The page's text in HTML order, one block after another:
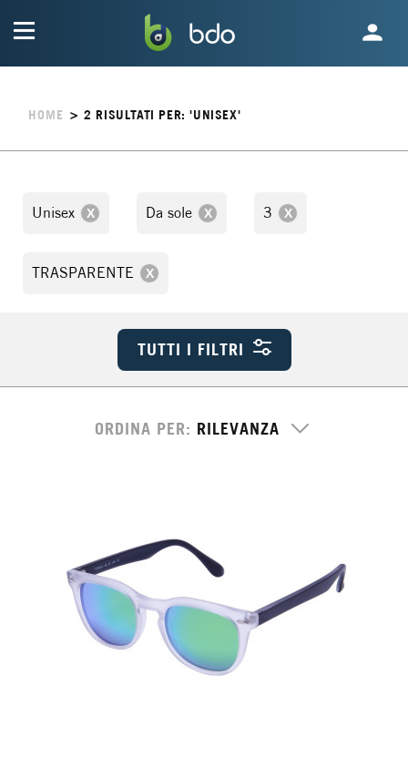
HOME > 2RISULTATI PER: 'UNISEX'
Unisex Da sole 3
TRASPARENTE
TUTTI I FILTRI
ORDINA PER